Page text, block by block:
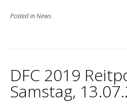
Posted inNews
DFC 2019
Samstag,